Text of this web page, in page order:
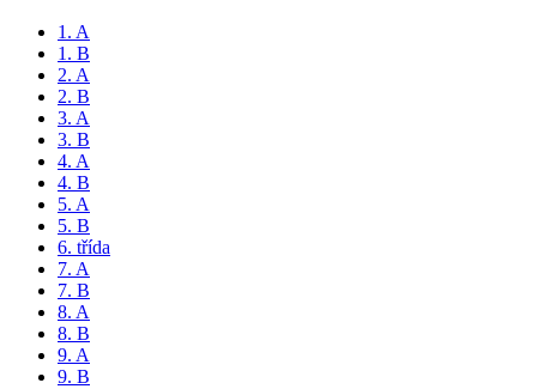
1. A
1. B
2. A
2. B
3. A
3. B
4. A
4. B
5. A
5. B
6. třída
7. A
7. B
8. A
8. B
9. A
9. B